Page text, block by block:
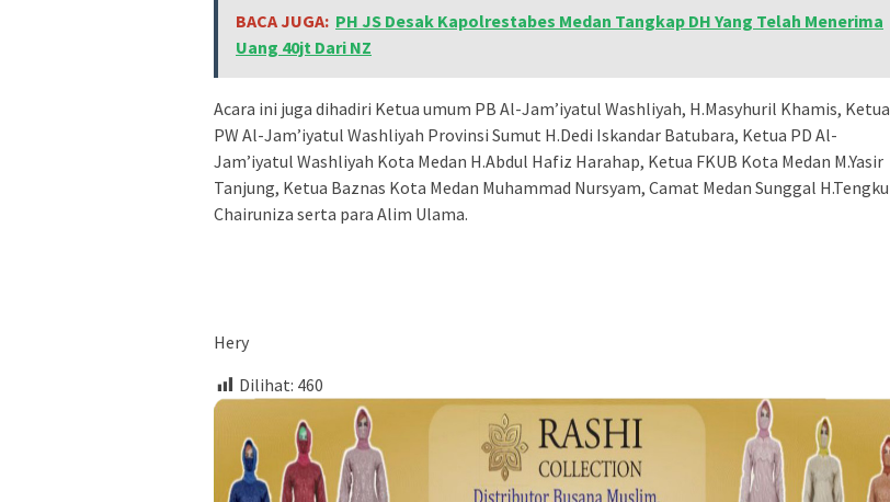
BACA JUGA: PH JS Desak Kapolrestabes Medan Tangkap DH Yang Telah Menerima
Uang 40jt Dari NZ
Acara ini juga dihadiri Ketua umum PB Al-Jam’iyatul Washliyah, H.Masyhuril Khamis, Ketua
PW Al-Jam’iyatul Washliyah Provinsi Sumut H.Dedi Iskandar Batubara, Ketua PD Al-
Jam’iyatul Washliyah Kota Medan H.Abdul Hafiz Harahap, Ketua FKUB Kota Medan M.Yasir
Tanjung, Ketua Baznas Kota Medan Muhammad Nursyam, Camat Medan Sunggal H.Tengku
Chairuniza serta para Alim Ulama.
Hery
Dilihat: 460